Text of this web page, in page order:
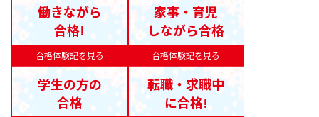
合格体験記を見る
働きながら
合格!
合格体験記を見る
家事・育児
しながら合格
学生の方の
合格
転職・求職中
に合格!